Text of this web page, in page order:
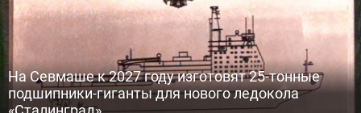
На Севмаше к 2027 году изготовят 25-тонные
подшипники-гиганты для нового ледокола